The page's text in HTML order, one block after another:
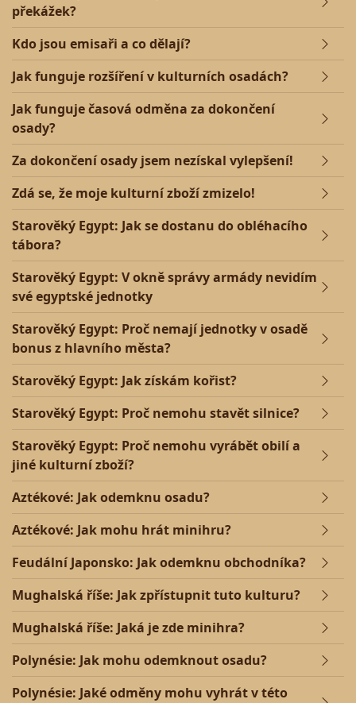
překážek?
Kdo jsou emisaři a co dělají?
Jak funguje rozšíření v kulturních osadách?
Jak funguje časová odměna za dokončení
osady?
Za dokončení osady jsem nezískal vylepšení!
Zdá se, že moje kulturní zboží zmizelo!
Starověký Egypt: Jak se dostanu do obléhacího
tábora?
Starověký Egypt: V okně správy armády nevidím
své egyptské jednotky
Starověký Egypt: Proč nemají jednotky v osadě
bonus z hlavního města?
Starověký Egypt: Jak získám kořist?
Starověký Egypt: Proč nemohu stavět silnice?
Starověký Egypt: Proč nemohu vyrábět obilí a
jiné kulturní zboží?
Aztékové: Jak odemknu osadu?
Aztékové: Jak mohu hrát minihru?
Feudální Japonsko: Jak odemknu obchodníka?
Mughalská říše: Jak zpřístupnit tuto kulturu?
Mughalská říše: Jaká je zde minihra?
Polynésie: Jak mohu odemknout osadu?
Polynésie: Jaké odměny mohu vyhrát v této